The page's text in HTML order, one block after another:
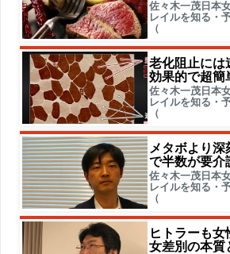
佐々木一茂日本
レイルを知る・
（
老化阻止に
効果的で超簡
佐々木一茂日本
レイルを知る・
（
メタボより
で半数が要介
佐々木一茂日本
レイルを知る・
（
ヒトラーも
女差別の本質